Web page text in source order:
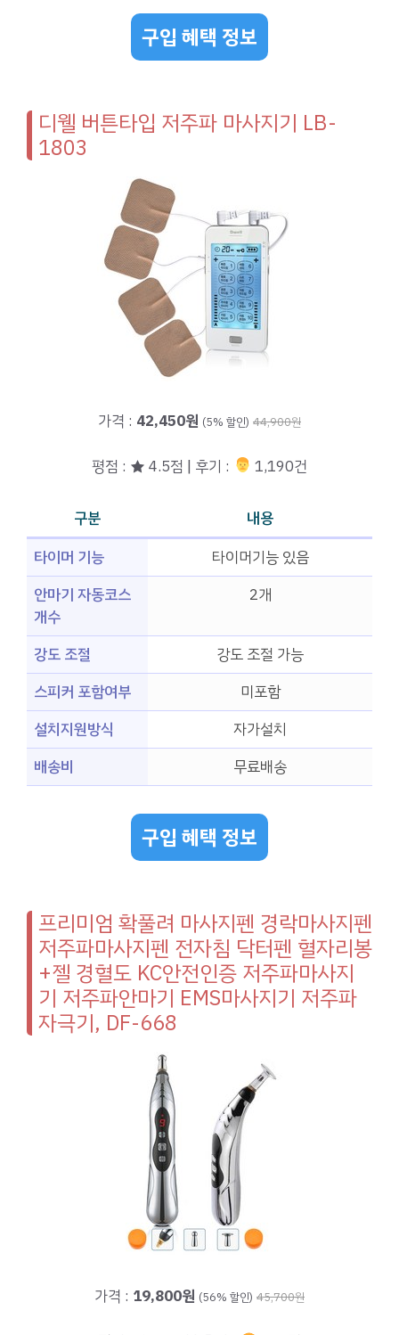
구입 혜택 정보
디웰 버튼타입 저주파 마사지기 LB-
1803
가격 : 42,450원 (5% 할인) 44,900원
평점 : ★ 4.5점 | 후기 : ‍‍ 1,190건
구분
내용
타이머 기능
타이머기능 있음
안마기 자동코스
개수
2개
강도 조절
강도 조절 가능
스피커 포함여부
미포함
설치지원방식
자가설치
배송비
무료배송
구입 혜택 정보
프리미엄 확풀려 마사지펜 경락마사지펜
저주파마사지펜 전자침 닥터펜 혈자리봉
+젤 경혈도 KC안전인증 저주파마사지
기 저주파안마기 EMS마사지기 저주파
자극기, DF-668
가격 : 19,800원 (56% 할인) 45,700원